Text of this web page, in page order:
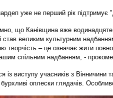
уже не перший рік підтримує
що Канівщина вже водинадцяте
став великим культурним
творчість – це означає жити
спільним надбанням, -
із виступу учасників з
оплески глядачів.